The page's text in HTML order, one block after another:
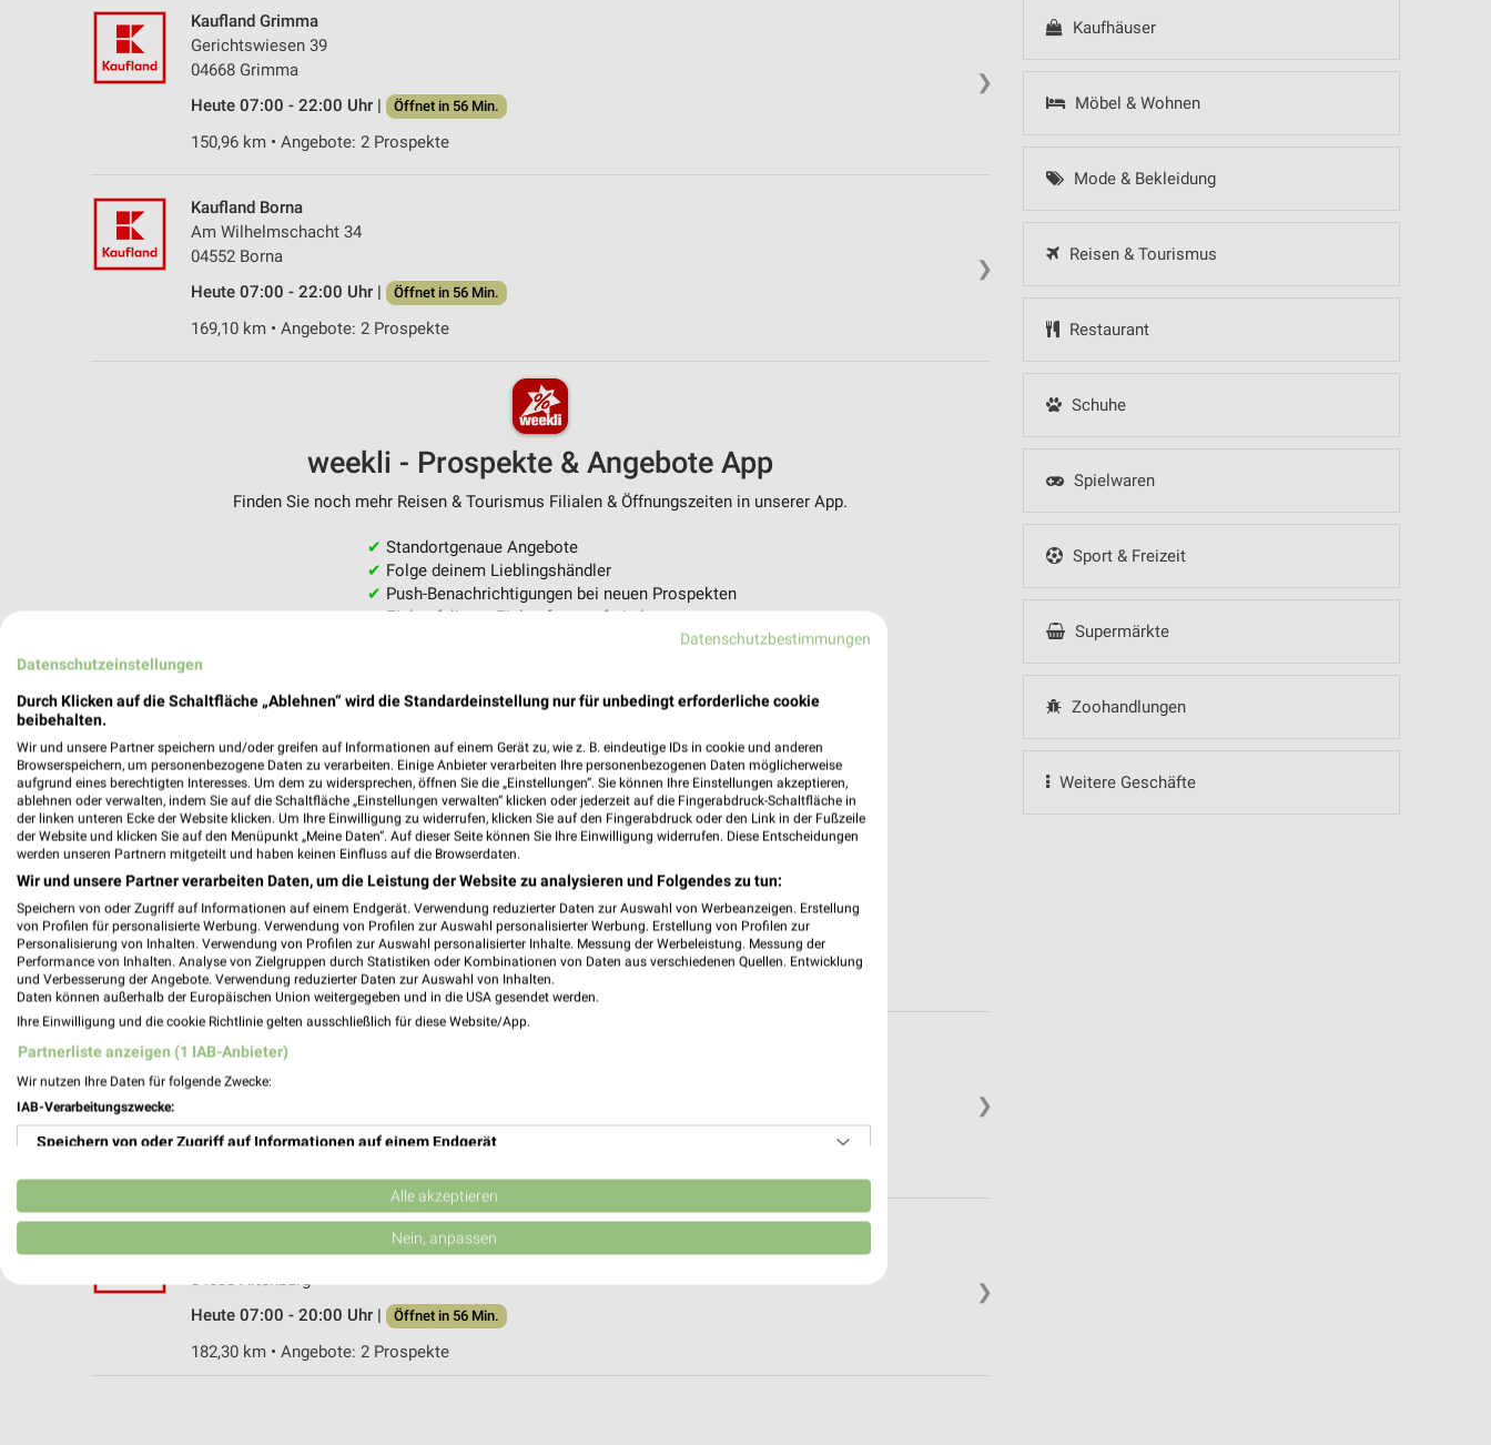
Kaufhäuser
Möbel & Wohnen
Mode & Bekleidung
Reisen & Tourismus
Restaurant
Schuhe
Spielwaren
Sport & Freizeit
Supermärkte
Zoohandlungen
Weitere Geschäfte
❯
Kaufland Grimma
Gerichtswiesen 39
04668 Grimma
Heute 07:00 - 22:00 Uhr |
Öffnet in 56 Min.
150,96 km • Angebote: 2 Prospekte
❯
Kaufland Borna
Am Wilhelmschacht 34
04552 Borna
Heute 07:00 - 22:00 Uhr |
Öffnet in 56 Min.
169,10 km • Angebote: 2 Prospekte
weekli - Prospekte & Angebote App
Finden Sie noch mehr Reisen & Tourismus Filialen & Öffnungszeiten in unserer App.
✔ Standortgenaue Angebote
✔ Folge deinem Lieblingshändler
✔ Push-Benachrichtigungen bei neuen Prospekten
✔Einkaufsliste - Einkauf stressfrei planen
❯
Kaufland Großpösna
04463 Großpösna
Heute 07:00 - 21:00 Uhr | Öffnet in 56 Min.
❯
Kauerndorfer Allee 20
04600 Altenburg
Heute 07:00 - 20:00 Uhr |
Öffnet in 56 Min.
182,30 km • Angebote: 2 Prospekte
Datenschutzbestimmungen
Datenschutzeinstellungen
Durch Klicken auf die Schaltfläche „Ablehnen“ wird die Standardeinstellung nur für unbedingt erforderliche cookie
beibehalten.
Wir und unsere Partner speichern und/oder greifen auf Informationen auf einem Gerät zu, wie z. B. eindeutige IDs in cookie und anderen
Browserspeichern, um personenbezogene Daten zu verarbeiten. Einige Anbieter verarbeiten Ihre personenbezogenen Daten möglicherweise
aufgrund eines berechtigten Interesses. Um dem zu widersprechen, öffnen Sie die „Einstellungen“. Sie können Ihre Einstellungen akzeptieren,
ablehnen oder verwalten, indem Sie auf die Schaltfläche „Einstellungen verwalten“ klicken oder jederzeit auf die Fingerabdruck-Schaltfläche in
der linken unteren Ecke der Website klicken. Um Ihre Einwilligung zu widerrufen, klicken Sie auf den Fingerabdruck oder den Link in der Fußzeile
der Website und klicken Sie auf den Menüpunkt „Meine Daten“. Auf dieser Seite können Sie Ihre Einwilligung widerrufen. Diese Entscheidungen
werden unseren Partnern mitgeteilt und haben keinen Einfluss auf die Browserdaten.
Wir und unsere Partner verarbeiten Daten, um die Leistung der Website zu analysieren und Folgendes zu tun:
Speichern von oder Zugriff auf Informationen auf einem Endgerät. Verwendung reduzierter Daten zur Auswahl von Werbeanzeigen. Erstellung
von Profilen für personalisierte Werbung. Verwendung von Profilen zur Auswahl personalisierter Werbung. Erstellung von Profilen zur
Personalisierung von Inhalten. Verwendung von Profilen zur Auswahl personalisierter Inhalte. Messung der Werbeleistung. Messung der
Performance von Inhalten. Analyse von Zielgruppen durch Statistiken oder Kombinationen von Daten aus verschiedenen Quellen. Entwicklung
und Verbesserung der Angebote. Verwendung reduzierter Daten zur Auswahl von Inhalten.
Daten können außerhalb der Europäischen Union weitergegeben und in die USA gesendet werden.
Ihre Einwilligung und die cookie Richtlinie gelten ausschließlich für diese Website/App.
Partnerliste anzeigen (1 IAB-Anbieter)
Wir nutzen Ihre Daten für folgende Zwecke:
IAB-Verarbeitungszwecke:
Speichern von oder Zugriff auf Informationen auf einem Endgerät
Verwendung reduzierter Daten zur Auswahl von Werbeanzeigen
Erstellung von Profilen für personalisierte Werbung
Erstellung von Profilen zur Personalisierung von Inhalten
Alle akzeptieren
Nein, anpassen